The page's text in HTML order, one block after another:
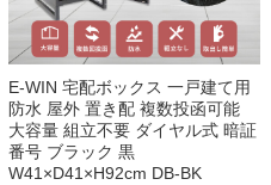
E-WIN 宅配ボックス 一戸建て用
防水 屋外 置き配 複数投函可能
大容量 組立不要 ダイヤル式 暗証
番号 ブラック 黒
W41×D41×H92cm DB-BK